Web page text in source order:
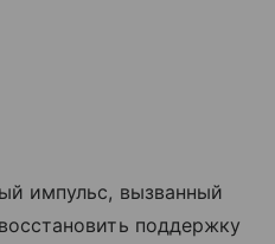
импульс, вызванный
поддержку